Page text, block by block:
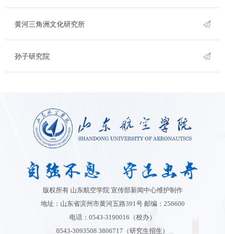
黄河三角洲文化研究所
孙子研究院
版权所有 山东航空学院 宣传部新闻中心维护制作
地址：山东省滨州市黄河五路391号 邮编：256600
电话：0543-3190016（校办）
0543-3093508 3806717（研究生招生）